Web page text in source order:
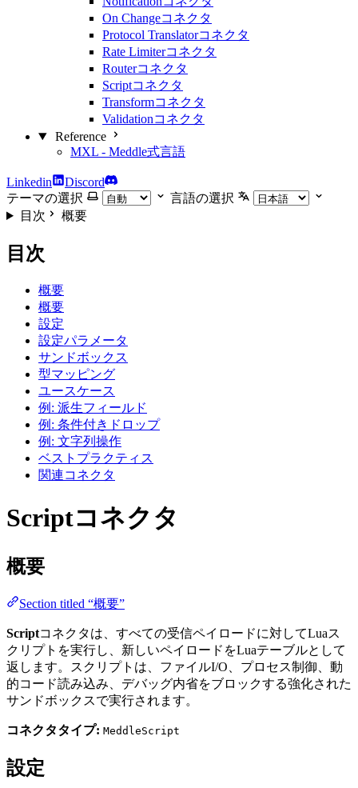
On Changeコネクタ
Protocol Translatorコネクタ
Rate Limiterコネクタ
Routerコネクタ
Scriptコネクタ
Transformコネクタ
Validationコネクタ
Reference
MXL - Meddle式言語
Linkedin
Discord
テーマの選択
言語の選択
目次
概要
目次
概要
概要
設定
設定パラメータ
サンドボックス
型マッピング
ユースケース
例: 派生フィールド
例: 条件付きドロップ
例: 文字列操作
ベストプラクティス
関連コネクタ
Scriptコネクタ
概要
Section titled “概要”
Scriptコネクタは、すべての受信ペイロードに対してLuaス
クリプトを実行し、新しいペイロードをLuaテーブルとして
返します。スクリプトは、ファイルI/O、プロセス制御、動
的コード読み込み、デバッグ内省をブロックする強化された
サンドボックスで実行されます。
コネクタタイプ: MeddleScript
設定